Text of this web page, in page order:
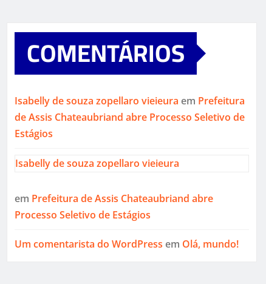
COMENTÁRIOS
Isabelly de souza zopellaro vieieura em Prefeitura
de Assis Chateaubriand abre Processo Seletivo de
Estágios
Isabelly de souza zopellaro vieieura
em Prefeitura de Assis Chateaubriand abre
Processo Seletivo de Estágios
Um comentarista do WordPress em Olá, mundo!